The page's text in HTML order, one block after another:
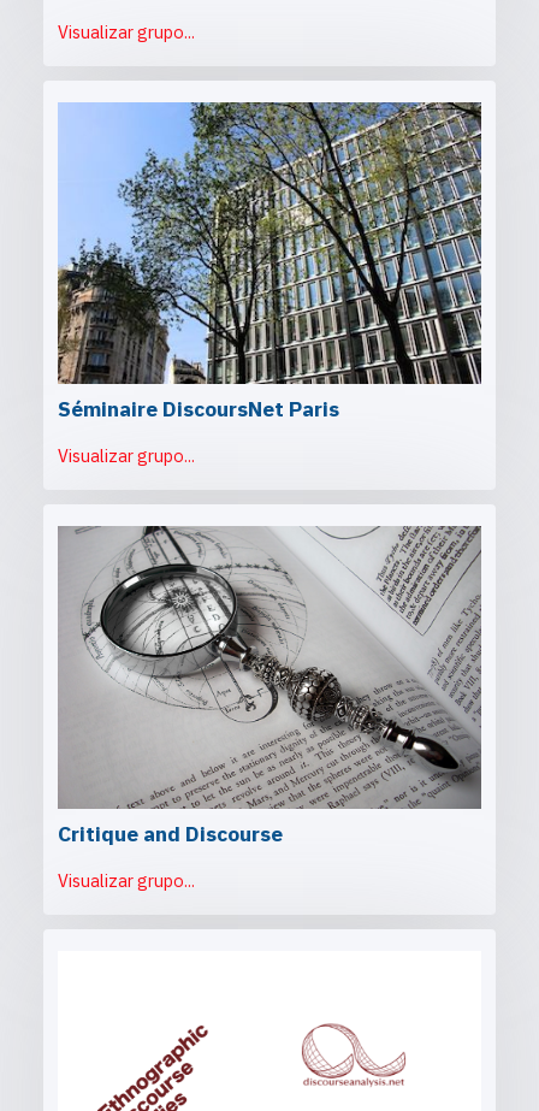
Visualizar grupo...
Séminaire DiscoursNet Paris
Visualizar grupo...
Critique and Discourse
Visualizar grupo...